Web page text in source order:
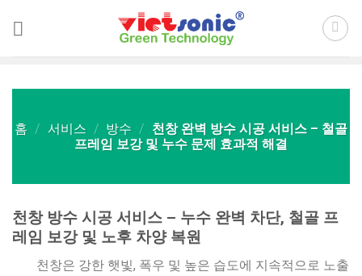
홈 / 서비스 / 방수 / 천창 완벽 방수 시공 서비스 – 철골
프레임 보강 및 누수 문제 효과적 해결
천창 방수 시공 서비스 – 누수 완벽 차단, 철골 프
레임 보강 및 노후 차양 복원
천창은 강한 햇빛, 폭우 및 높은 습도에 지속적으로 노출